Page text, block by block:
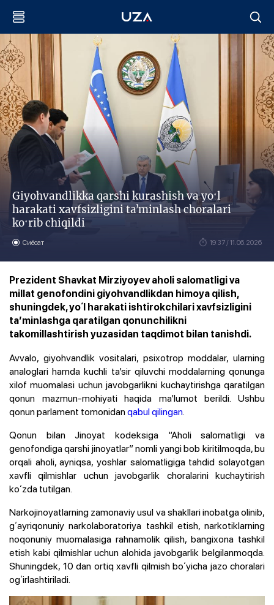
Giyohvandlikka qarshi kurashish va yoʻl
harakati xavfsizligini taʼminlash choralari
koʻrib chiqildi
Сиёсат 19:37 / 11.06.2026
Prezident Shavkat Mirziyoyev aholi salomatligi va
millat genofondini giyohvandlikdan himoya qilish,
shuningdek, yoʻl harakati ishtirokchilari xavfsizligini
taʼminlashga qaratilgan qonunchilikni
takomillashtirish yuzasidan taqdimot bilan tanishdi.
Avvalo, giyohvandlik vositalari, psixotrop moddalar, ularning
analoglari hamda kuchli taʼsir qiluvchi moddalarning qonunga
xilof muomalasi uchun javobgarlikni kuchaytirishga qaratilgan
qonun mazmun-mohiyati haqida maʼlumot berildi. Ushbu
qonun parlament tomonidanqabul qilingan.
Qonun bilan Jinoyat kodeksiga “Aholi salomatligi va
genofondiga qarshi jinoyatlar” nomli yangi bob kiritilmoqda, bu
orqali aholi, ayniqsa, yoshlar salomatligiga tahdid solayotgan
xavfli qilmishlar uchun javobgarlik choralarini kuchaytirish
koʻzda tutilgan.
Narkojinoyatlarning zamonaviy usul va shakllari inobatga olinib,
gʻayriqonuniy narkolaboratoriya tashkil etish, narkotiklarning
noqonuniy muomalasiga rahnamolik qilish, bangixona tashkil
etish kabi qilmishlar uchun alohida javobgarlik belgilanmoqda.
Shuningdek, 10 dan ortiq xavfli qilmish boʻyicha jazo choralari
ogʻirlashtiriladi.